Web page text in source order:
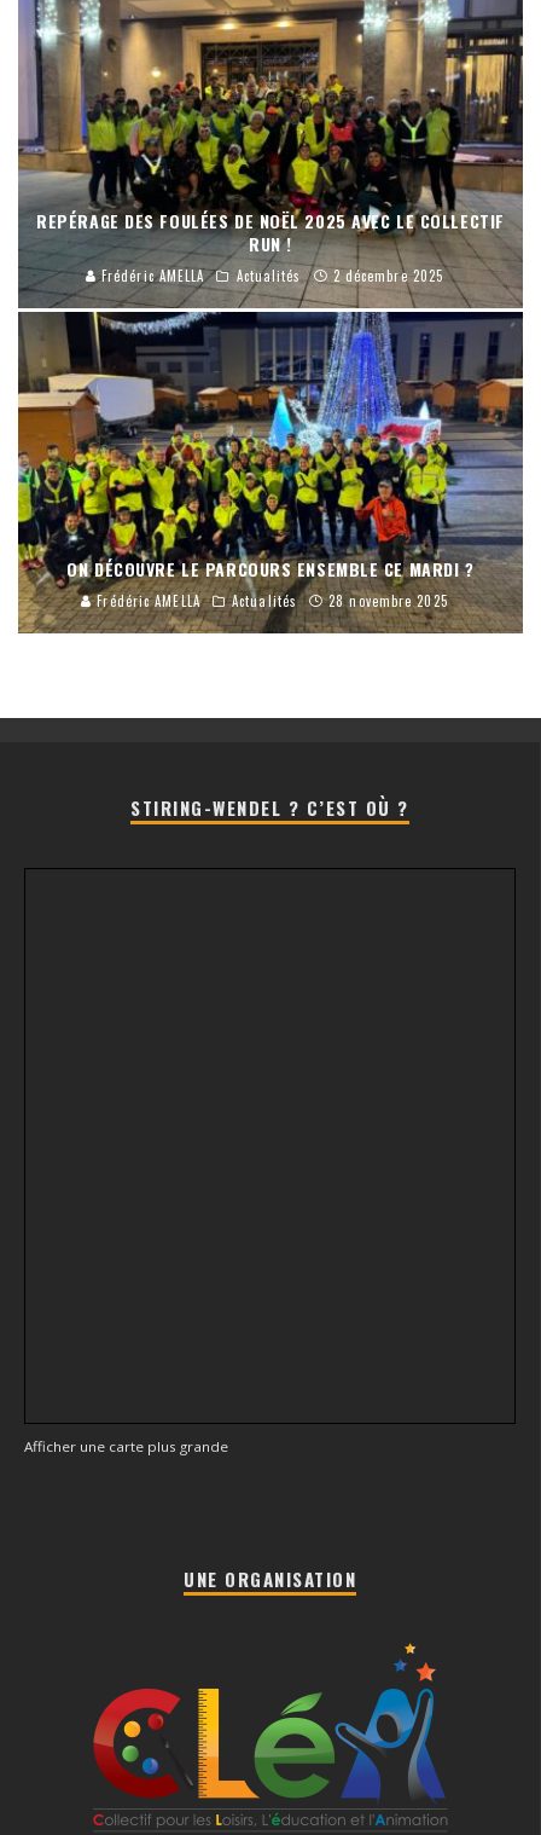
REPÉRAGE DES FOULÉES DE NOËL 2025 AVEC LE COLLECTIF
RUN !
Frédéric AMELLA Actualités 2 décembre 2025
ON DÉCOUVRE LE PARCOURS ENSEMBLE CE MARDI ?
Frédéric AMELLA Actualités 28 novembre 2025
STIRING-WENDEL ? C’EST OÙ ?
Afficher une carte plus grande
UNE ORGANISATION